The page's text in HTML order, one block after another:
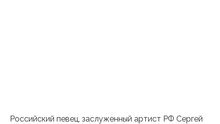
Российский певец, заслуженный артист РФ Сергей